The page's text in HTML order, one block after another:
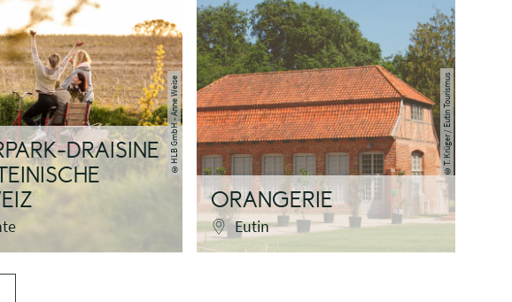
©
HLB GmbH - Anne Weise
DRAISINE
©
T. Krüger / Eutin Tourismus
ORANGERIE
Eutin